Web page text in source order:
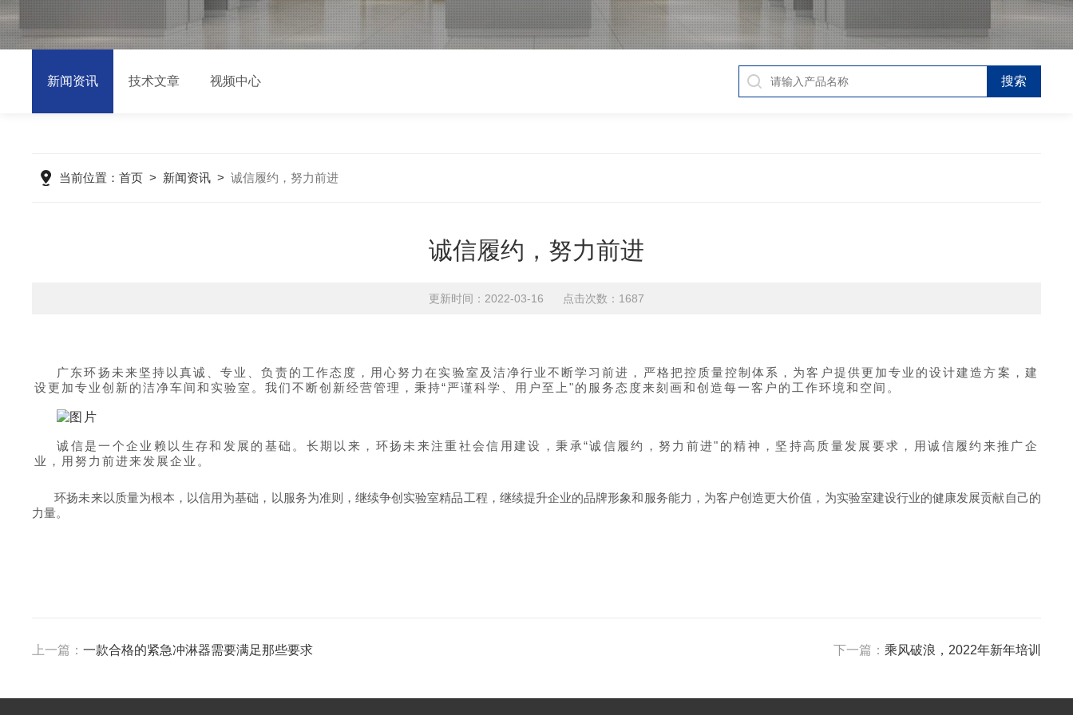
新闻资讯 技术文章 视频中心
当前位置：首页 > 新闻资讯 >诚信履约，努力前进
诚信履约，努力前进
更新时间：2022-03-16 点击次数：1687
广东环扬未来坚持以真诚、专业、负责的工作态度，用心努力在实验室及洁净行业不断学习前进，严格把控质量控制体系，为客户提供更加专业的设计建造方案，建
设更加专业创新的洁净车间和实验室。我们不断创新经营管理，秉持“严谨科学、用户至上"的服务态度来刻画和创造每一客户的工作环境和空间。
诚信是一个企业赖以生存和发展的基础。长期以来，环扬未来注重社会信用建设，秉承“诚信履约，努力前进"的精神，坚持高质量发展要求，用诚信履约来推广企
业，用努力前进来发展企业。
环扬未来以质量为根本，以信用为基础，以服务为准则，继续争创实验室精品工程，继续提升企业的品牌形象和服务能力，为客户创造更大价值，为实验室建设行业的健康发展贡献自己的
力量。
上一篇：一款合格的紧急冲淋器需要满足那些要求 下一篇： 乘风破浪，2022年新年培训